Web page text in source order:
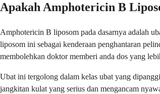
Apakah Amphotericin B
Amphotericin B liposom pada dasarnya adalah
liposom ini sebagai kenderaan penghantaran
membolehkan doktor memberi anda dos yang
Ubat ini tergolong dalam kelas ubat yang
jangkitan kulat yang serius dan mengancam